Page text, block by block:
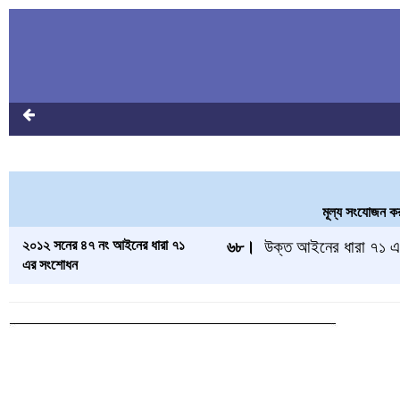
মূল্য সংযোজন
২০১২ সনের ৪৭ নং আইনের ধারা ৭১
এর সংশোধন
৬৮।উক্ত আইনের ধারা ৭১